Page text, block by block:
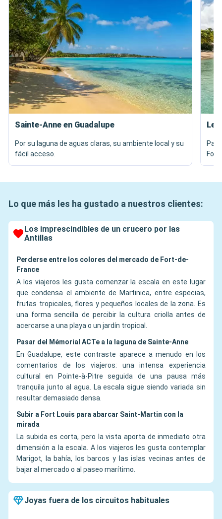
Sainte-Anne en Guadalupe
Por su laguna de aguas claras, su ambiente local y su
fácil acceso.
Lo que más les ha gustado a nuestros clientes:
Los imprescindibles de un crucero por las
Antillas
Perderse entre los colores del mercado de Fort-de-
France
A los viajeros les gusta comenzar la escala en este lugar
que condensa el ambiente de Martinica, entre especias,
frutas tropicales, flores y pequeños locales de la zona. Es
una forma sencilla de percibir la cultura criolla antes de
acercarse a una playa o un jardín tropical.
Pasar del Mémorial ACTe a la laguna de Sainte-Anne
En Guadalupe, este contraste aparece a menudo en los
comentarios de los viajeros: una intensa experiencia
cultural en Pointe-à-Pitre seguida de una pausa más
tranquila junto al agua. La escala sigue siendo variada sin
resultar demasiado densa.
Subir a Fort Louis para abarcar Saint-Martin con la
mirada
La subida es corta, pero la vista aporta de inmediato otra
dimensión a la escala. A los viajeros les gusta contemplar
Marigot, la bahía, los barcos y las islas vecinas antes de
bajar al mercado o al paseo marítimo.
Joyas fuera de los circuitos habituales